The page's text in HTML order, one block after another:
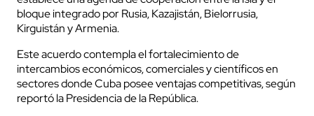
bloque integrado por Rusia, Kazajistán, Bielorrusia,
Kirguistán y Armenia.
Este acuerdo contempla el fortalecimiento de
intercambios económicos, comerciales y científicos en
sectores donde Cuba posee ventajas competitivas, según
reportó la Presidencia de la República.